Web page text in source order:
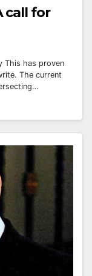
call for
This has proven
The current